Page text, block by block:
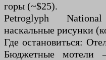
горы (~$25).
Petroglyph
наскальные рисунки
Где остановиться:
Бюджетные мотели